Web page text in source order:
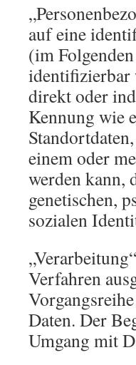
auf eine
(im
identifizierbar
direkt oder
Kennung wie
einem oder
werden kann,
genetischen,
sozialen
Verfahren
Daten. Der
Umgang mit